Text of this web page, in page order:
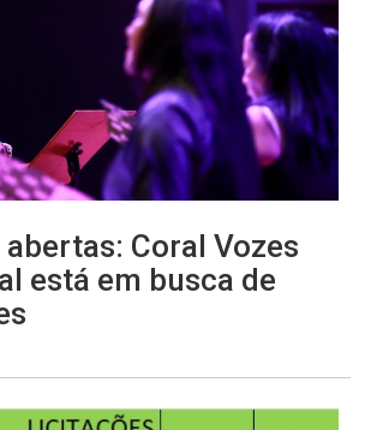
Coral Vozes
está em busca de